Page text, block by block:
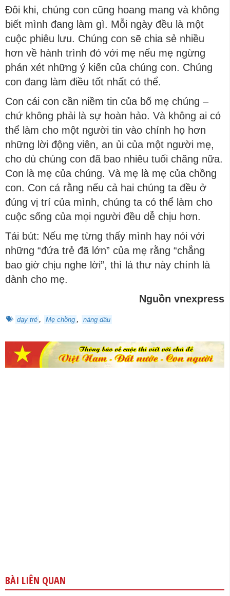
Đôi khi, chúng con cũng hoang mang và không
biết mình đang làm gì. Mỗi ngày đều là một
cuộc phiêu lưu. Chúng con sẽ chia sẻ nhiều
hơn về hành trình đó với mẹ nếu mẹ ngừng
phán xét những ý kiến của chúng con. Chúng
con đang làm điều tốt nhất có thể.
Con cái con cần niềm tin của bố mẹ chúng –
chứ không phải là sự hoàn hảo. Và không ai có
thể làm cho một người tin vào chính họ hơn
những lời động viên, an ủi của một người mẹ,
cho dù chúng con đã bao nhiêu tuổi chăng nữa.
Con là mẹ của chúng. Và mẹ là mẹ của chồng
con. Con cá rằng nếu cả hai chúng ta đều ở
đúng vị trí của mình, chúng ta có thể làm cho
cuộc sống của mọi người đều dễ chịu hơn.
Tái bút: Nếu mẹ từng thấy mình hay nói với
những “đứa trẻ đã lớn” của mẹ rằng “chẳng
bao giờ chịu nghe lời”, thì lá thư này chính là
dành cho mẹ.
Nguồn vnexpress
dạy trẻ , Mẹ chồng , nàng dâu
BÀI LIÊN QUAN